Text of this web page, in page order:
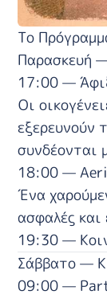
Το
Παρασκευή
17:00 —
Οι
εξερευνούν
συνδέονται
18:00 —
Ένα
ασφαλές και
19:30 —
Σάββατο —
09:00 —